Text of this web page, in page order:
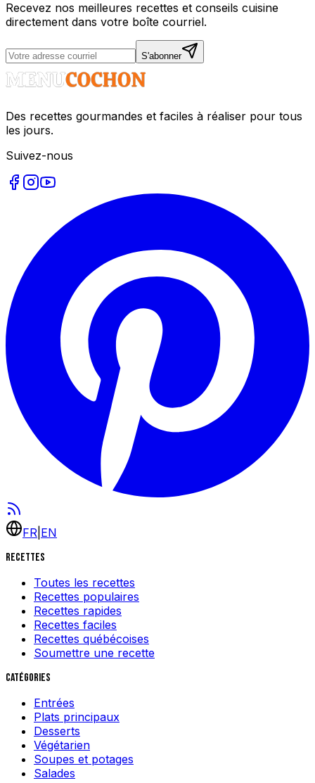
Recevez nos meilleures recettes et conseils cuisine
directement dans votre boîte courriel.
S'abonner
Des recettes gourmandes et faciles à réaliser pour tous
les jours.
Suivez-nous
FR EN
Recettes
Toutes les recettes
Recettes populaires
Recettes rapides
Recettes faciles
Recettes québécoises
Soumettre une recette
Catégories
Entrées
Plats principaux
Desserts
Végétarien
Soupes et potages
Salades